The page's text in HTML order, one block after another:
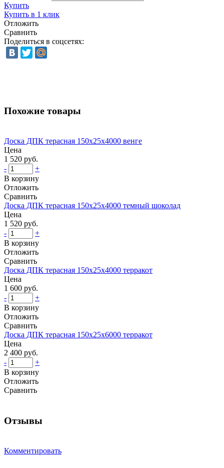
Купить
Купить в 1 клик
Отложить
Сравнить
Поделиться в соцсетях:
Похожие товары
Доска ДПК терасная 150х25х4000 венге
Цена
1 520 руб.
-
+
В корзину
Отложить
Сравнить
Доска ДПК терасная 150х25х4000 темный шоколад
Цена
1 520 руб.
-
+
В корзину
Отложить
Сравнить
Доска ДПК терасная 150х25х4000 терракот
Цена
1 600 руб.
-
+
В корзину
Отложить
Сравнить
Доска ДПК терасная 150х25х6000 терракот
Цена
2 400 руб.
-
+
В корзину
Отложить
Сравнить
Отзывы
Комментировать